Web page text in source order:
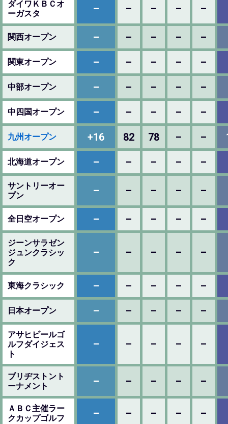
ダイワＫＢＣオ
ーガスタ
– – – – –
関西オープン – – – – –
関東オープン – – – – –
中部オープン – – – – –
中四国オープン – – – – –
九州オープン +16 82 78 – –
北海道オープン – – – – –
サントリーオー
プン
– – – – –
全日空オープン – – – – –
ジーンサラゼン
ジュンクラシッ
ク
– – – – –
東海クラシック – – – – –
日本オープン – – – – –
アサヒビールゴ
ルフダイジェス
ト
– – – – –
ブリヂストント
ーナメント
– – – – –
ＡＢＣ主催ラー
クカップゴルフ
– – – – –